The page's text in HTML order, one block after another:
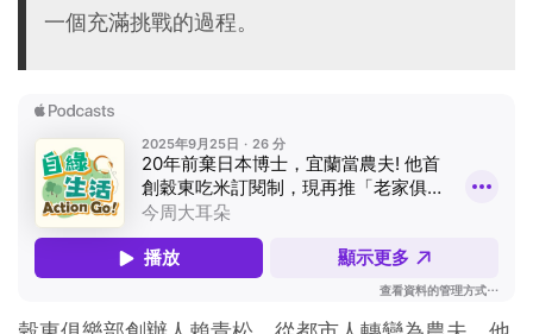
一個充滿挑戰的過程。